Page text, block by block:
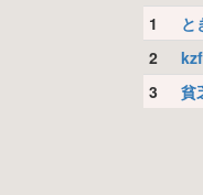
1 と
2
3 貧